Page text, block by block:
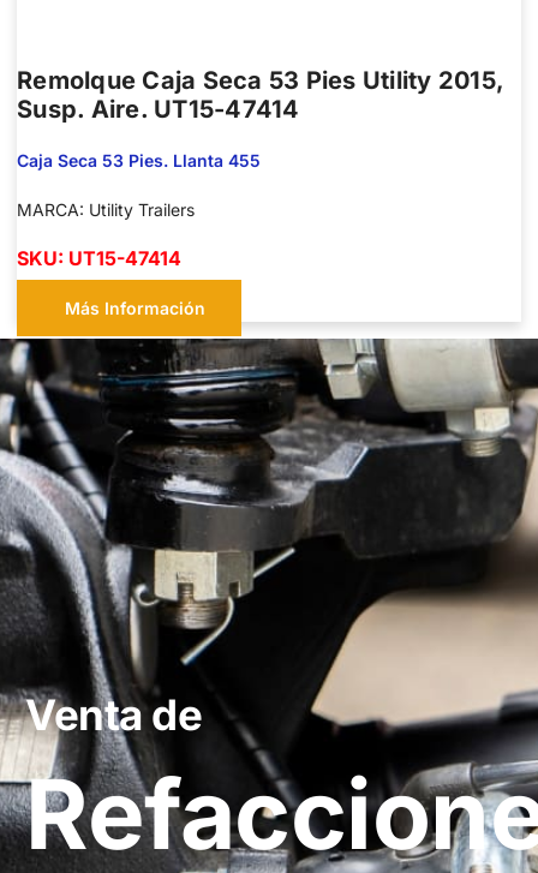
Remolque Caja Seca 53 Pies Utility 2015,
Susp. Aire. UT15-47414
Caja Seca 53 Pies. Llanta 455
MARCA: Utility Trailers
SKU: UT15-47414
Más Información
Venta de